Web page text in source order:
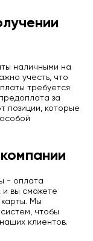
наличными на
учесть, что
требуется
за
позиции, которые
- оплата
и вы сможете
карты. Мы
чтобы
клиентов.